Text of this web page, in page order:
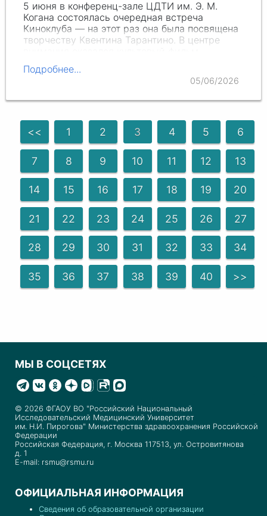
5 июня в конференц-зале ЦДТИ им. Э. М.
Когана состоялась очередная встреча
Киноклуба — на этот раз она была посвящена
творчеству Квентина Тарантино. В центре
«Бесславные ублюдки».
Подробнее...
05/06/2026
<< 1 2 3 4 5 6
7 8 9 10 11 12 13
14 15 16 17 18 19 20
21 22 23 24 25 26 27
28 29 30 31 32 33 34
35 36 37 38 39 40 >>
МЫ В СОЦСЕТЯХ
© 2026 ФГАОУ ВО "Российский Национальный
Исследовательский Медицинский Университет
им. Н.И. Пирогова" Министерства здравоохранения Российской
Федерации
Российская Федерация, г. Москва 117513, ул. Островитянова
д. 1
E-mail: rsmu@rsmu.ru
ОФИЦИАЛЬНАЯ ИНФОРМАЦИЯ
Сведения об образовательной организации